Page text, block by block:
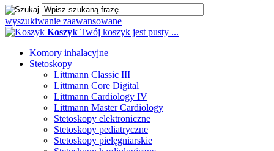
wyszukiwanie zaawansowane
Koszyk Twój koszyk jest pusty ...
Komory inhalacyjne
Stetoskopy
Littmann Classic III
Littmann Core Digital
Littmann Cardiology IV
Littmann Master Cardiology
Stetoskopy elektroniczne
Stetoskopy pediatryczne
Stetoskopy pielęgniarskie